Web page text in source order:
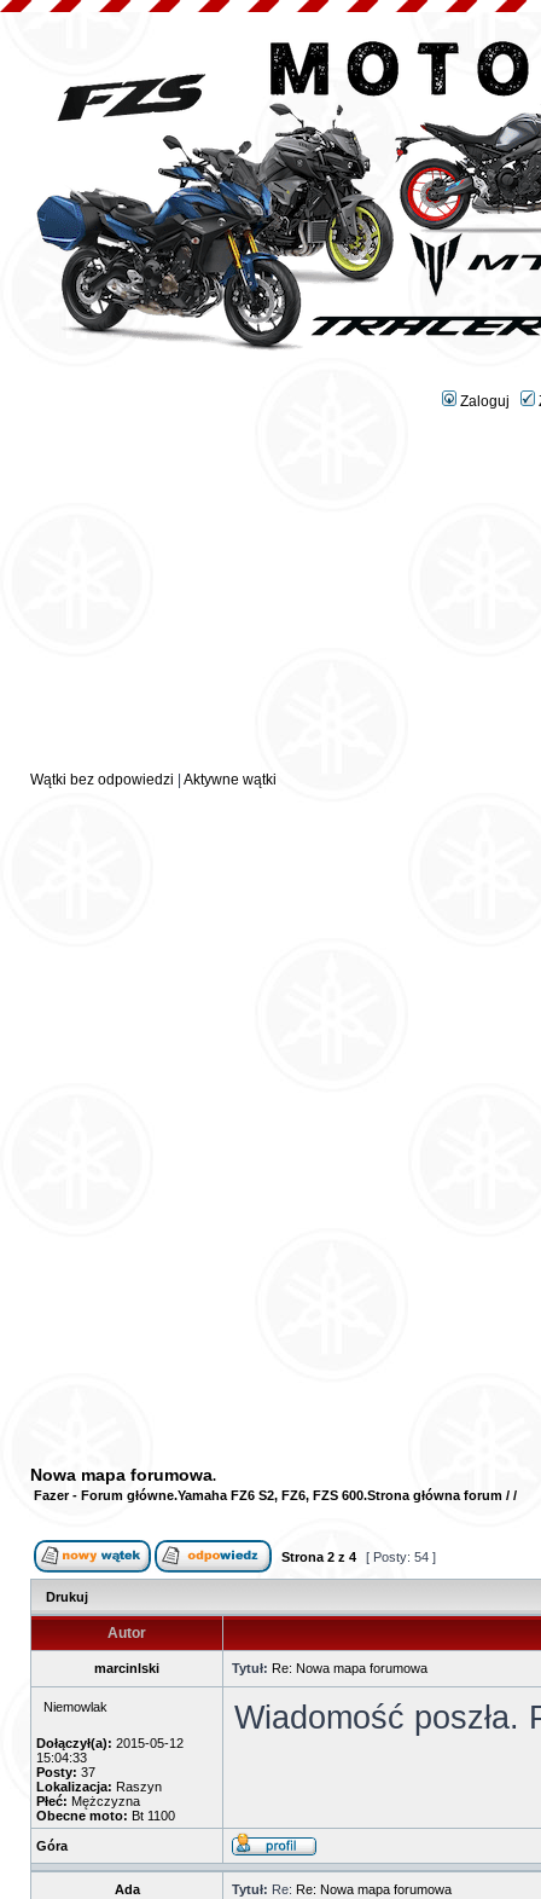
Zaloguj
Wątki bez odpowiedzi Aktywne wątki
Nowa mapa forumowa
Strona główna forum /
Fazer - Forum główne /
Yamaha FZ6 S2, FZ6, FZS 600
Strona 2 z 4 [ Posty: 54 ]
Drukuj
Autor
marcinlski Tytuł: Re: Nowa mapa forumowa
Niemowlak
Dołączył(a): 2015-05-12
15:04:33
Posty: 37
Lokalizacja: Raszyn
Płeć: Mężczyzna
Obecne moto: Bt 1100
Wiadomość poszła.
Góra
Ada Tytuł: Re: Re: Nowa mapa forumowa